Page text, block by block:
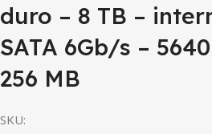
duro – 8 TB –
SATA 6Gb/s –
256 MB
SKU: